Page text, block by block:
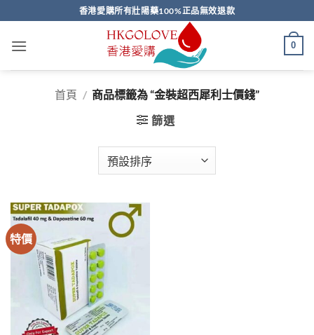
to
content
香港愛購所有壯陽藥100%正品無效退款
0
首頁 / 商品標籤為 “金裝超西犀利士價錢”
篩選
特價